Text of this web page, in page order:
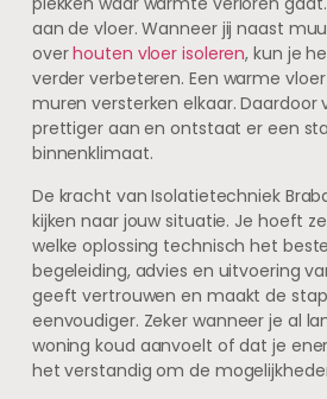
aan de vloer. Wanneer jij naast
overhouten vloer isoleren, kun je
verder verbeteren. Een warme
muren versterken elkaar. Daardoor
prettiger aan en ontstaat er een
binnenklimaat.
De kracht van Isolatietechniek
kijken naar jouw situatie. Je hoeft
welke oplossing technisch het
begeleiding, advies en uitvoering
geeft vertrouwen en maakt de
eenvoudiger. Zeker wanneer je al
woning koud aanvoelt of dat je
het verstandig om de